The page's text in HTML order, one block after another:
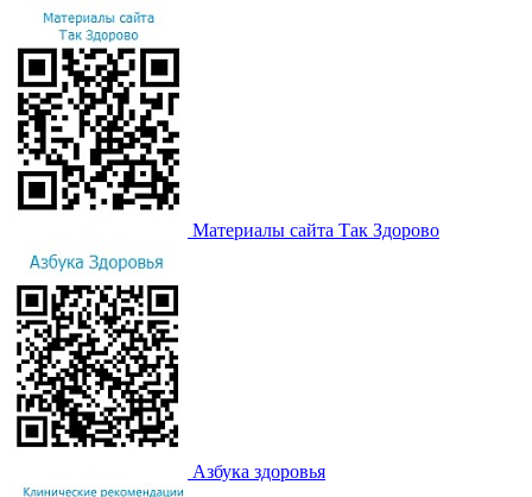
Материалы сайта Так Здорово
Азбука здоровья